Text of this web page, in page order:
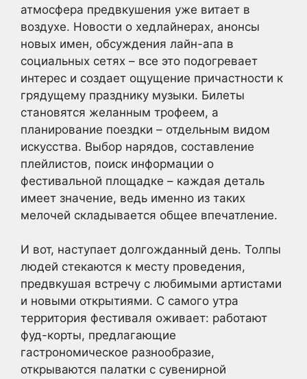
атмосфера предвкушения уже витает в
воздухе. Новости о хедлайнерах, анонсы
новых имен, обсуждения лайн-апа в
социальных сетях – все это подогревает
интерес и создает ощущение причастности к
грядущему празднику музыки. Билеты
становятся желанным трофеем, а
планирование поездки – отдельным видом
искусства. Выбор нарядов, составление
плейлистов, поиск информации о
фестивальной площадке – каждая деталь
имеет значение, ведь именно из таких
мелочей складывается общее впечатление.
И вот, наступает долгожданный день. Толпы
людей стекаются к месту проведения,
предвкушая встречу с любимыми артистами
и новыми открытиями. С самого утра
территория фестиваля оживает: работают
фуд-корты, предлагающие
гастрономическое разнообразие,
открываются палатки с сувенирной